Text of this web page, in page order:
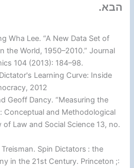
הבא.
Wha Lee. “A New Data Set of
the World, 1950–2010.” Journal
104 (2013): 184–98.
Learning Curve: Inside
2012
Geoff Dancy. “Measuring the
Conceptual and Methodological
of Law and Social Science 13, no.
Spin Dictators : the
in the 21st Century. Princeton ;: